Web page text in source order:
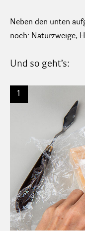
Neben den unten
noch: Naturzweige,
Und so geht’s:
1